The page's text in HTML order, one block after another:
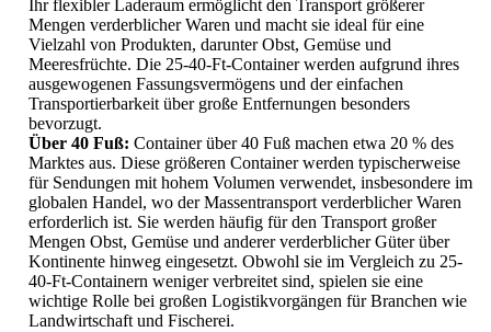
Ihr flexibler Laderaum ermöglicht den Transport größerer
Mengen verderblicher Waren und macht sie ideal für eine
Vielzahl von Produkten, darunter Obst, Gemüse und
Meeresfrüchte. Die 25-40-Ft-Container werden aufgrund ihres
ausgewogenen Fassungsvermögens und der einfachen
Transportierbarkeit über große Entfernungen besonders
bevorzugt.
Über 40 Fuß: Container über 40 Fuß machen etwa 20 % des
Marktes aus. Diese größeren Container werden typischerweise
für Sendungen mit hohem Volumen verwendet, insbesondere im
globalen Handel, wo der Massentransport verderblicher Waren
erforderlich ist. Sie werden häufig für den Transport großer
Mengen Obst, Gemüse und anderer verderblicher Güter über
Kontinente hinweg eingesetzt. Obwohl sie im Vergleich zu 25-
40-Ft-Containern weniger verbreitet sind, spielen sie eine
wichtige Rolle bei großen Logistikvorgängen für Branchen wie
Landwirtschaft und Fischerei.